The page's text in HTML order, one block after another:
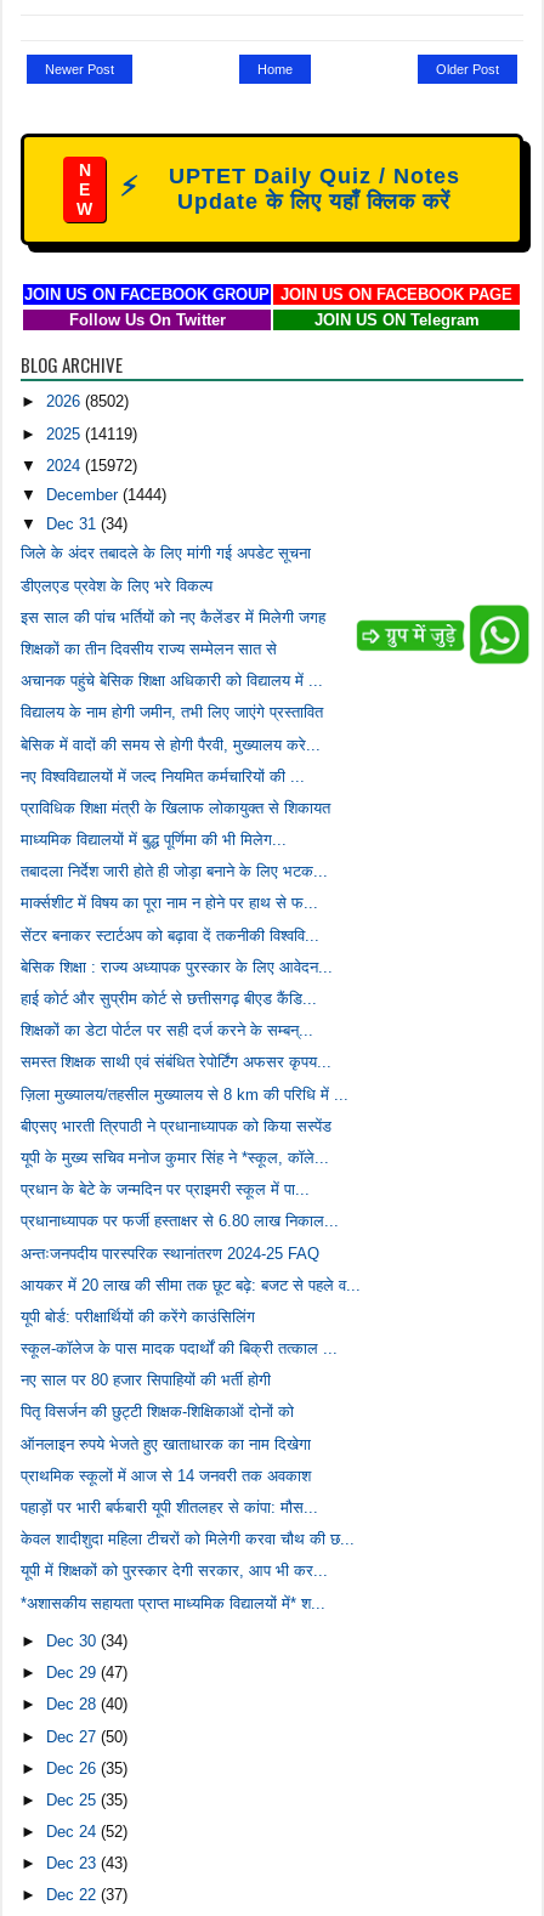
Newer Post Older Post
Home
N
E
W
⚡
UPTET Daily Quiz / Notes
Update के लिए यहाँ क्लिक करें
JOIN US ON FACEBOOK GROUP
JOIN US ON FACEBOOK PAGE
Follow Us On Twitter
JOIN US ON Telegram
BLOG ARCHIVE
►2026(8502)
► 2025(14119)
▼ 2024(15972)
▼
December(1444)
▼
Dec 31(34)
जिले के अंदर तबादले के लिए मांगी गई अपडेट सूचना
डीएलएड प्रवेश के लिए भरे विकल्प
इस साल की पांच भर्तियों को नए कैलेंडर में मिलेगी जगह
शिक्षकों का तीन दिवसीय राज्य सम्मेलन सात से
अचानक पहुंचे बेसिक शिक्षा अधिकारी को विद्यालय में ...
विद्यालय के नाम होगी जमीन, तभी लिए जाएंगे प्रस्तावित
बेसिक में वादों की समय से होगी पैरवी, मुख्यालय करे...
नए विश्वविद्यालयों में जल्द नियमित कर्मचारियों की ...
प्राविधिक शिक्षा मंत्री के खिलाफ लोकायुक्त से शिकायत
माध्यमिक विद्यालयों में बुद्ध पूर्णिमा की भी मिलेग...
तबादला निर्देश जारी होते ही जोड़ा बनाने के लिए भटक...
मार्क्सशीट में विषय का पूरा नाम न होने पर हाथ से फ...
सेंटर बनाकर स्टार्टअप को बढ़ावा दें तकनीकी विश्ववि...
बेसिक शिक्षा : राज्य अध्यापक पुरस्कार के लिए आवेदन...
हाई कोर्ट और सुप्रीम कोर्ट से छत्तीसगढ़ बीएड कैंडि...
शिक्षकों का डेटा पोर्टल पर सही दर्ज करने के सम्बन्...
समस्त शिक्षक साथी एवं संबंधित रेपोर्टिंग अफसर कृपय...
ज़िला मुख्यालय/तहसील मुख्यालय से 8 km की परिधि में ...
बीएसए भारती त्रिपाठी ने प्रधानाध्यापक को किया सस्पेंड
यूपी के मुख्य सचिव मनोज कुमार सिंह ने *स्कूल, कॉले...
प्रधान के बेटे के जन्मदिन पर प्राइमरी स्कूल में पा...
प्रधानाध्यापक पर फर्जी हस्ताक्षर से 6.80 लाख निकाल...
अन्तःजनपदीय पारस्परिक स्थानांतरण 2024-25 FAQ
आयकर में 20 लाख की सीमा तक छूट बढ़े: बजट से पहले व...
यूपी बोर्ड: परीक्षार्थियों की करेंगे काउंसिलिंग
स्कूल-कॉलेज के पास मादक पदार्थों की बिक्री तत्काल ...
नए साल पर 80 हजार सिपाहियों की भर्ती होगी
पितृ विसर्जन की छुट्टी शिक्षक-शिक्षिकाओं दोनों को
ऑनलाइन रुपये भेजते हुए खाताधारक का नाम दिखेगा
प्राथमिक स्कूलों में आज से 14 जनवरी तक अवकाश
पहाड़ों पर भारी बर्फबारी यूपी शीतलहर से कांपा: मौस...
केवल शादीशुदा महिला टीचरों को मिलेगी करवा चौथ की छ...
यूपी में शिक्षकों को पुरस्कार देगी सरकार, आप भी कर...
*अशासकीय सहायता प्राप्त माध्यमिक विद्यालयों में* श...
► Dec 30(34)
►
Dec 29(47)
►
Dec 28(40)
► Dec 27(50)
► Dec 26(35)
►
Dec 25(35)
►
Dec 24(52)
►
Dec 23(43)
►
Dec 22(37)